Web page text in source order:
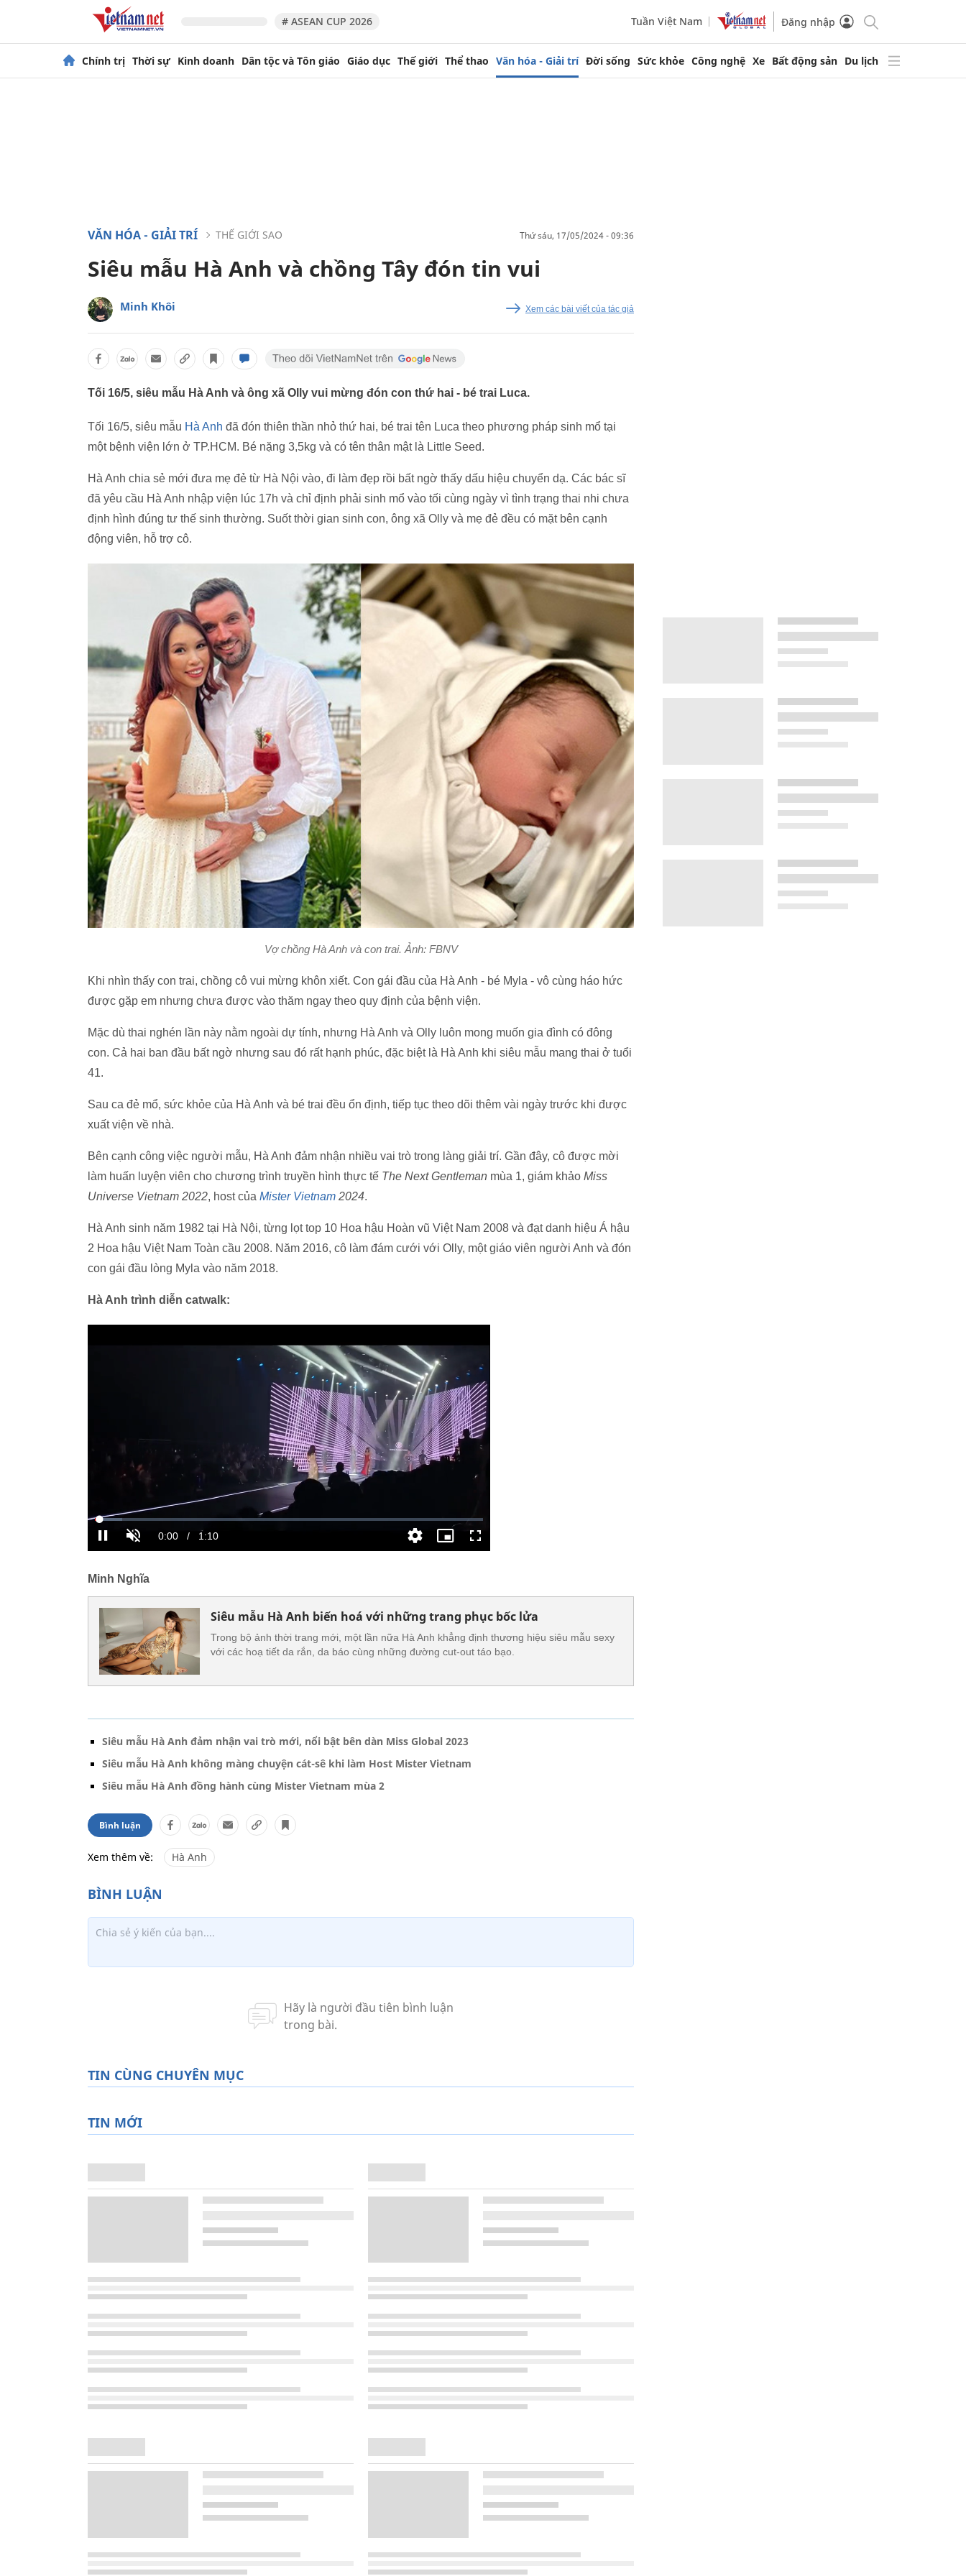
# ASEAN CUP 2026 Tuần Việt Nam Đăng nhập
Chính trị Thời sự Kinh doanh Dân tộc và Tôn giáo Giáo dục Thế giới Thể thao Văn hóa - Giải trí Đời sống Sức khỏe Công nghệ Xe Bất động sản Du lịch
VĂN HÓA - GIẢI TRÍ THẾ GIỚI SAO thứ sáu, 17/05/2024 - 09:36
Siêu mẫu Hà Anh và chồng Tây đón tin vui
Minh Khôi Xem các bài viết của tác giả
Tối 16/5, siêu mẫu Hà Anh và ông xã Olly vui mừng đón con thứ hai - bé trai Luca.
Tối 16/5, siêu mẫu Hà Anh đã đón thiên thần nhỏ thứ hai, bé trai tên Luca theo phương pháp sinh mổ tại
một bệnh viện lớn ở TP.HCM. Bé nặng 3,5kg và có tên thân mật là Little Seed.
Hà Anh chia sẻ mới đưa mẹ đẻ từ Hà Nội vào, đi làm đẹp rồi bất ngờ thấy dấu hiệu chuyển dạ. Các bác sĩ
đã yêu cầu Hà Anh nhập viện lúc 17h và chỉ định phải sinh mổ vào tối cùng ngày vì tình trạng thai nhi chưa
định hình đúng tư thế sinh thường. Suốt thời gian sinh con, ông xã Olly và mẹ đẻ đều có mặt bên cạnh
động viên, hỗ trợ cô.
Vợ chồng Hà Anh và con trai. Ảnh: FBNV
Khi nhìn thấy con trai, chồng cô vui mừng khôn xiết. Con gái đầu của Hà Anh - bé Myla - vô cùng háo hức
được gặp em nhưng chưa được vào thăm ngay theo quy định của bệnh viện.
Mặc dù thai nghén lần này nằm ngoài dự tính, nhưng Hà Anh và Olly luôn mong muốn gia đình có đông
con. Cả hai ban đầu bất ngờ nhưng sau đó rất hạnh phúc, đặc biệt là Hà Anh khi siêu mẫu mang thai ở tuổi
41.
Sau ca đẻ mổ, sức khỏe của Hà Anh và bé trai đều ổn định, tiếp tục theo dõi thêm vài ngày trước khi được
xuất viện về nhà.
Bên cạnh công việc người mẫu, Hà Anh đảm nhận nhiều vai trò trong làng giải trí. Gần đây, cô được mời
làm huấn luyện viên cho chương trình truyền hình thực tế The Next Gentleman mùa 1, giám khảo Miss
Universe Vietnam 2022, host của Mister Vietnam 2024.
Hà Anh sinh năm 1982 tại Hà Nội, từng lọt top 10 Hoa hậu Hoàn vũ Việt Nam 2008 và đạt danh hiệu Á hậu
2 Hoa hậu Việt Nam Toàn cầu 2008. Năm 2016, cô làm đám cưới với Olly, một giáo viên người Anh và đón
con gái đầu lòng Myla vào năm 2018.
Hà Anh trình diễn catwalk:
Minh Nghĩa
Siêu mẫu Hà Anh biến hoá với những trang phục bốc lửa
Trong bộ ảnh thời trang mới, một lần nữa Hà Anh khẳng định thương hiệu siêu mẫu sexy
với các hoạ tiết da rắn, da báo cùng những đường cut-out táo bạo.
Siêu mẫu Hà Anh đảm nhận vai trò mới, nổi bật bên dàn Miss Global 2023
Siêu mẫu Hà Anh không màng chuyện cát-sê khi làm Host Mister Vietnam
Siêu mẫu Hà Anh đồng hành cùng Mister Vietnam mùa 2
Bình luận
Xem thêm về: Hà Anh
TIN CÙNG CHUYÊN MỤC
TIN MỚI